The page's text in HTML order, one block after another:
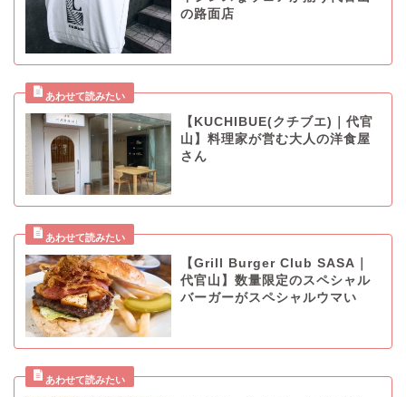
の路面店
【KUCHIBUE(クチブエ)｜代官
山】料理家が営む大人の洋食屋
さん
【Grill Burger Club SASA｜
代官山】数量限定のスペシャル
バーガーがスペシャルウマい